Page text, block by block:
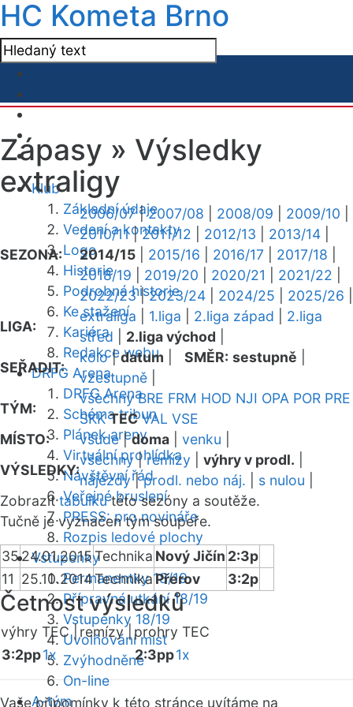
HC Kometa Brno
Klub
Základní údaje
Vedení a kontakty
Logo
Historie
Podrobná historie
Ke stažení
Kariéra
Redakce webu
DRFG Arena
DRFG Arena
Schéma tribun
Plánek areny
Virtuální prohlídka
Návštěvní řád
Veřejné bruslení
PRESS: pro novináře
Rozpis ledové plochy
Vstupenky
Permanentky 18/19
Přípravná utkání 18/19
Vstupenky 18/19
Uvolňování míst
Zvýhodněné
On-line
A-tým
Zápasy » Výsledky
extraligy
SEZONA:
2006/07|2007/08 2008/09 2009/10
2010/11|2011/12 2012/13 2013/14
2014/15
2015/16 2016/17 2017/18
2018/19
2019/20 2020/21 2021/22
2022/23|2023/24 2024/25 2025/26
LIGA:
extraliga 1.liga 2.liga západ
2.liga
střed
2.liga východ
SEŘADIT:
kolo|datum SMĚR: sestupně
vzestupně
TÝM:
všechny BRE FRM HOD NJI OPA POR PRE
SKK TEC VAL VSE
MÍSTO:
všude|doma venku
VÝSLEDKY:
všechny|remízy výhry v prodl.
nájezdy|prodl. nebo náj. s nulou
Zobrazittabulkutéto sezóny a soutěže.
Tučně je vyznačen tým soupeře.
3524.01.2015Technika Nový Jičín 2:3p
11 25.10.2014TechnikaPřerov 3:2p
Četnost výsledků
výhry TEC | remízy | prohry TEC
3:2pp1x 2:3pp1x
Vaše připomínky k této stránce uvítáme na